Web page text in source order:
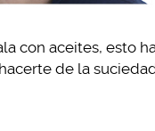
con aceites, esto
de la